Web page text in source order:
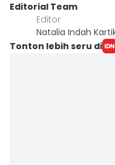
Editorial Team
Editor
Natalia Indah
Tonton lebih seru di